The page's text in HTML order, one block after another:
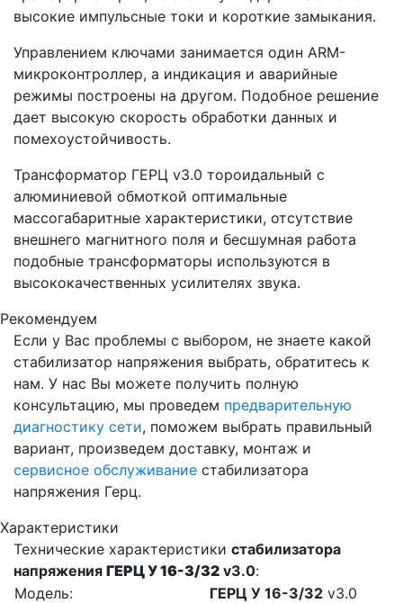
высокие импульсные токи и короткие замыкания.
Управлением ключами занимается один ARM-
микроконтроллер, а индикация и аварийные
режимы построены на другом. Подобное решение
дает высокую скорость обработки данных и
помехоустойчивость.
Трансформатор ГЕРЦ v3.0 тороидальный с
алюминиевой обмоткой оптимальные
массогабаритные характеристики, отсутствие
внешнего магнитного поля и бесшумная работа
подобные трансформаторы используются в
высококачественных усилителях звука.
Рекомендуем
Если у Вас проблемы с выбором, не знаете какой
стабилизатор напряжения выбрать, обратитесь к
нам. У нас Вы можете получить полную
консультацию, мы проведем предварительную
диагностику сети, поможем выбрать правильный
вариант, произведем доставку, монтаж и
сервисное обслуживание стабилизатора
напряжения Герц.
Характеристики
Технические характеристики стабилизатора
напряжения ГЕРЦ У 16-3/32 v3.0:
Модель:
ГЕРЦ У 16-3/32 v3.0